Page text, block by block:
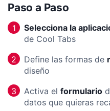
Paso a Paso
1 Selecciona la
de Cool Tabs
2
Define las formas de
diseño
3
Activa el formulario
datos que quieras